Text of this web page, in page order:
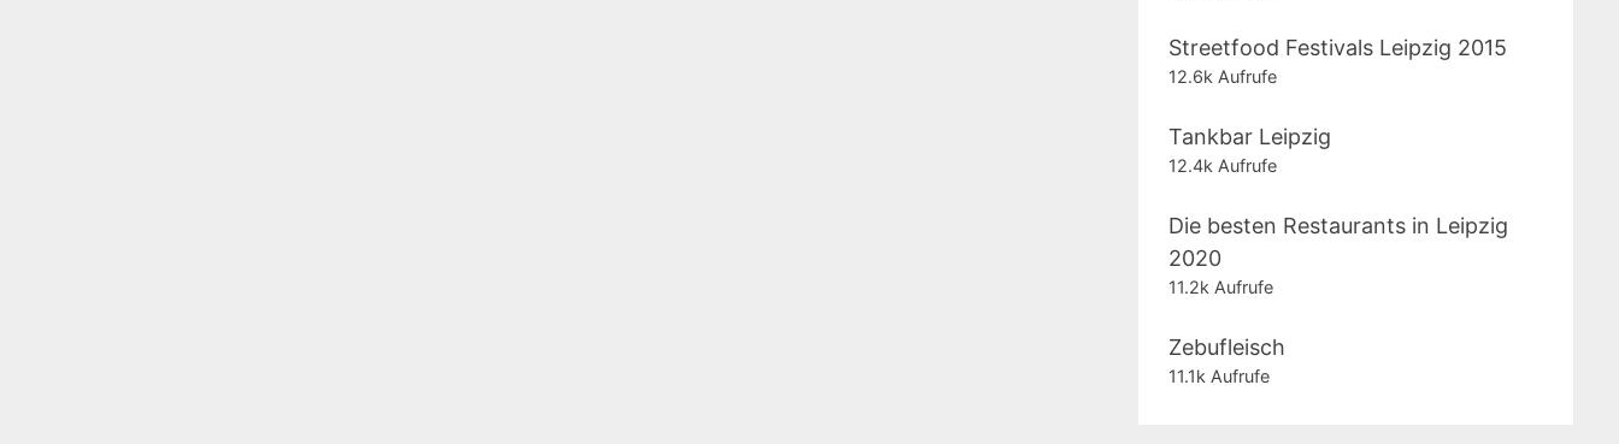
Streetfood Festivals Leipzig 2015
12.6k Aufrufe
Tankbar Leipzig
12.4k Aufrufe
Die besten Restaurants in Leipzig
2020
11.2k Aufrufe
Zebufleisch
11.1k Aufrufe